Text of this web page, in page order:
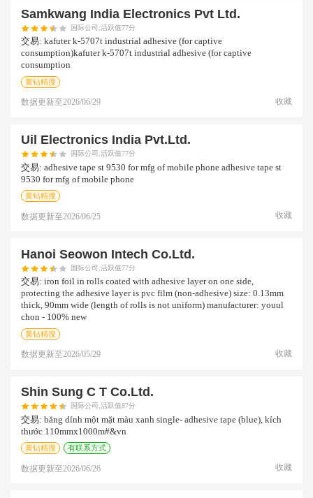
Samkwang India Electronics Pvt Ltd.
国际公司,活跃值77分
交易: kafuter k-5707t industrial adhesive (for captive
consumption)kafuter k-5707t industrial adhesive (for captive
consumption
黄钻精搜
数据更新至2026/06/29 收藏
Uil Electronics India Pvt.ltd.
国际公司,活跃值77分
交易: adhesive tape st 9530 for mfg of mobile phone adhesive tape st
9530 for mfg of mobile phone
黄钻精搜
数据更新至2026/06/25 收藏
Hanoi Seowon Intech Co.ltd.
国际公司,活跃值77分
交易: iron foil in rolls coated with adhesive layer on one side,
protecting the adhesive layer is pvc film (non-adhesive) size: 0.13mm
thick, 90mm wide (length of rolls is not uniform) manufacturer: youul
chon - 100% new
黄钻精搜
数据更新至2026/05/29 收藏
Shin Sung C T Co.ltd.
国际公司,活跃值87分
交易: băng dính một mặt màu xanh single- adhesive tape (blue), kích
thước 110mmx1000m#&vn
黄钻精搜 有联系方式
数据更新至2026/06/26 收藏